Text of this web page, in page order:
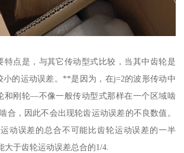
特点是，与其它传动型式比较，当其中齿轮是
小的运动误差。**是因为，在j=2的波形传动中
刚轮—不像一般传动型式那样在一个区域啮
合，因此不会出现轮齿运动误差的不良数值。
动误差的总合不可能比齿轮运动误差的一半
大于齿轮运动误差总合的1/4.